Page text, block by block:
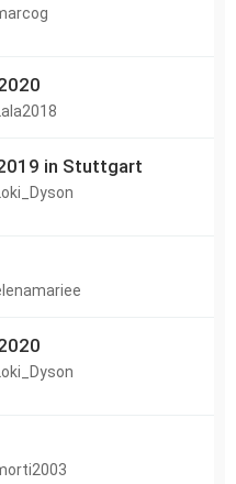
Lala2018
in Stuttgart
Loki_Dyson
Loki_Dyson